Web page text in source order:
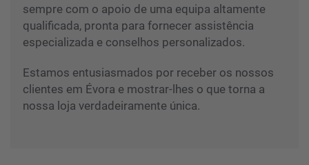
sempre com o apoio de uma equipa altamente
qualificada, pronta para fornecer assistência
especializada e conselhos personalizados.
Estamos entusiasmados por receber os nossos
clientes em Évora e mostrar-lhes o que torna a
nossa loja verdadeiramente única.